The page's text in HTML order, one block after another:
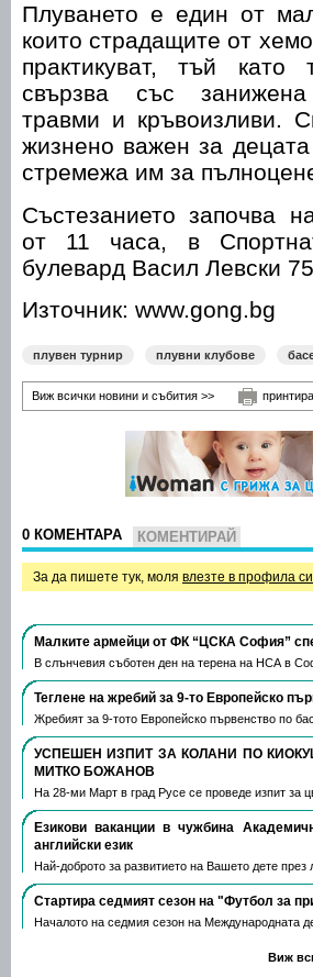
Плуването е един от
които страдащите от
практикуват, тъй като
свързва със
травми и кръвоизливи.
жизнено важен за
стремежа им за
Състезанието започва
от 11 часа, в
булевард Васил Левски
Източник: www.gong.bg
плувен турнир плувни клубове
Виж всички новини и събития >>
0 КОМЕНТАРА КОМЕНТИРАЙ
За да пишете тук, моля влезте в профила си
Малките армейци от ФК “ЦСКА София”
В слънчевия съботен ден на терена на НСА в
Теглене на жребий за 9-то Европейско
Жребият за 9-тото Европейско първенство по
УСПЕШЕН ИЗПИТ ЗА КОЛАНИ ПО
МИТКО БОЖАНОВ
На 28-ми Март в град Русе се проведе изпит за
Езикови ваканции​ в чужбина
английски език
Най-доброто за развитието на Вашето дете
Стартира седмият сезон на "Футбол за
Началото на седмия сезон на Международната
Виж